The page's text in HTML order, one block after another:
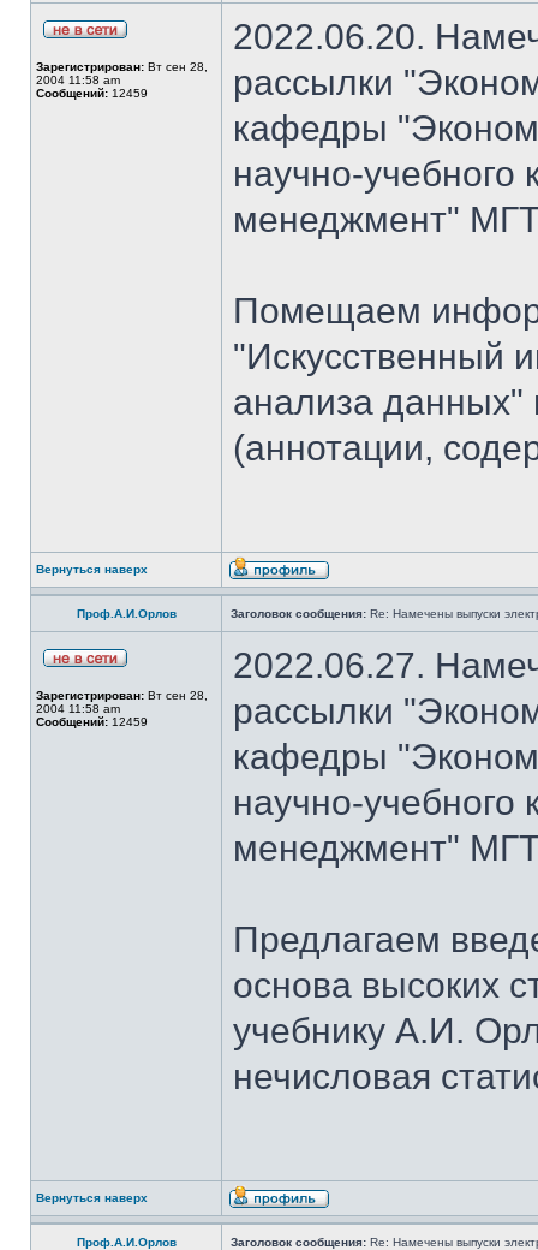
Зарегистрирован: Вт сен 28,
2004 11:58 am
Сообщений: 12459
2022.06.20.
рассылки
кафедры
научно-
менеджмент"
Помещаем
"Искусственный
анализа данных"
(аннотации,
Вернуться наверх
Проф.А.И.Орлов Заголовок сообщения: Re: Намечены выпуски
Зарегистрирован: Вт сен 28,
2004 11:58 am
Сообщений: 12459
2022.06.27.
рассылки
кафедры
научно-
менеджмент"
Предлагаем
основа высоких
учебнику А.И.
нечисловая
Вернуться наверх
Проф.А.И.Орлов Заголовок сообщения: Re: Намечены выпуски